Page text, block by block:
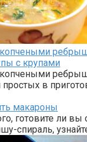
копчеными
с крупами
в
макароны
готовите ли
спираль,